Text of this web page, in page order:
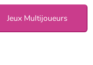
Jeux Multijoueurs